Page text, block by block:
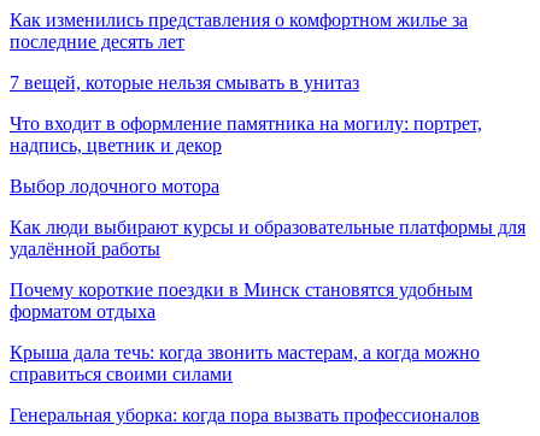
Как изменились представления о комфортном жилье за
последние десять лет
7 вещей, которые нельзя смывать в унитаз
Что входит в оформление памятника на могилу: портрет,
надпись, цветник и декор
Выбор лодочного мотора
Как люди выбирают курсы и образовательные платформы для
удалённой работы
Почему короткие поездки в Минск становятся удобным
форматом отдыха
Крыша дала течь: когда звонить мастерам, а когда можно
справиться своими силами
Генеральная уборка: когда пора вызвать профессионалов